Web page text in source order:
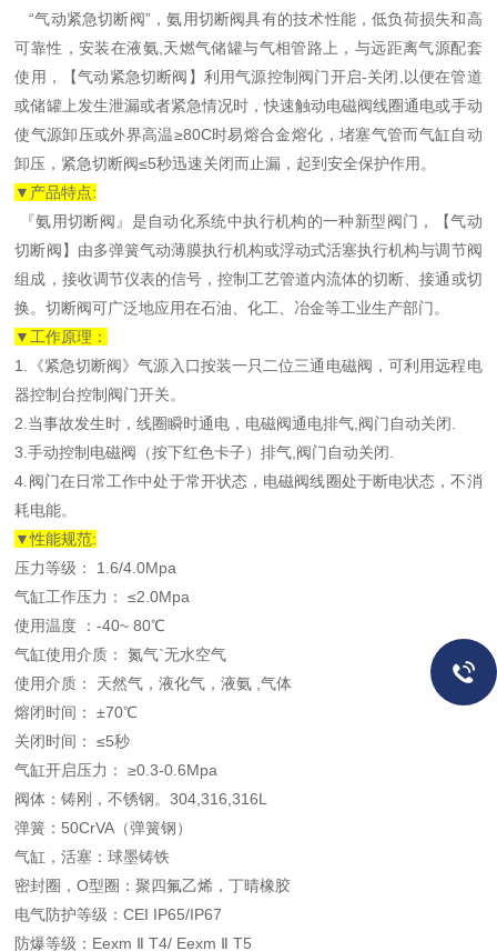
“气动紧急切断阀”，氨用切断阀具有的技术性能，低负荷损失和高
可靠性，安装在液氨,天燃气储罐与气相管路上，与远距离气源配套
使用，【气动紧急切断阀】利用气源控制阀门开启-关闭,以便在管道
或储罐上发生泄漏或者紧急情况时，快速触动电磁阀线圈通电或手动
使气源卸压或外界高温≥80C时易熔合金熔化，堵塞气管而气缸自动
卸压，紧急切断阀≤5秒迅速关闭而止漏，起到安全保护作用。
▼ 产品特点:
『氨用切断阀』是自动化系统中执行机构的一种新型阀门，【气动
切断阀】由多弹簧气动薄膜执行机构或浮动式活塞执行机构与调节阀
组成，接收调节仪表的信号，控制工艺管道内流体的切断、接通或切
换。切断阀可广泛地应用在石油、化工、冶金等工业生产部门。
▼ 工作原理：
1.《紧急切断阀》气源入口按装一只二位三通电磁阀，可利用远程电
器控制台控制阀门开关。
2.当事故发生时，线圈瞬时通电，电磁阀通电排气,阀门自动关闭.
3.手动控制电磁阀（按下红色卡子）排气,阀门自动关闭.
4.阀门在日常工作中处于常开状态，电磁阀线圈处于断电状态，不消
耗电能。
▼性能规范:
压力等级： 1.6/4.0Mpa
气缸工作压力： ≤2.0Mpa
使用温度 ：-40~ 80℃
气缸使用介质： 氮气`无水空气
使用介质： 天然气，液化气，液氨 ,气体
熔闭时间： ±70℃
关闭时间： ≤5秒
气缸开启压力： ≥0.3-0.6Mpa
阀体：铸刚，不锈钢。304,316,316L
弹簧：50CrVA（弹簧钢）
气缸，活塞：球墨铸铁
密封圈，O型圈：聚四氟乙烯，丁晴橡胶
电气防护等级：CEI IP65/IP67
防爆等级：Eexm Ⅱ T4/ Eexm Ⅱ T5